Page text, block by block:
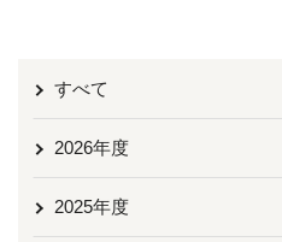
すべて
2026年度
2025年度